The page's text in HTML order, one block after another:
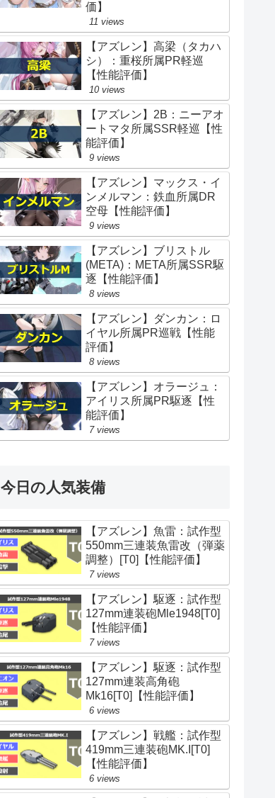
価】
11 views
【アズレン】高梁（タカハ
シ）：重桜所属PR軽巡
【性能評価】
10 views
【アズレン】2B：ニーアオ
ートマタ所属SSR軽巡【性
能評価】
9 views
【アズレン】マックス・イ
ンメルマン：鉄血所属DR
空母【性能評価】
9 views
【アズレン】ブリストル
(META)：META所属SSR駆
逐【性能評価】
8 views
【アズレン】ダンカン：ロ
イヤル所属PR巡戦【性能
評価】
8 views
【アズレン】オラージュ：
アイリス所属PR駆逐【性
能評価】
7 views
今日の人気装備
【アズレン】魚雷：試作型
550mm三連装魚雷改（弾薬
調整）[T0]【性能評価】
7 views
【アズレン】駆逐：試作型
127mm連装砲Mle1948[T0]
【性能評価】
7 views
【アズレン】駆逐：試作型
127mm連装高角砲
Mk16[T0]【性能評価】
6 views
【アズレン】戦艦：試作型
419mm三連装砲MK.I[T0]
【性能評価】
6 views